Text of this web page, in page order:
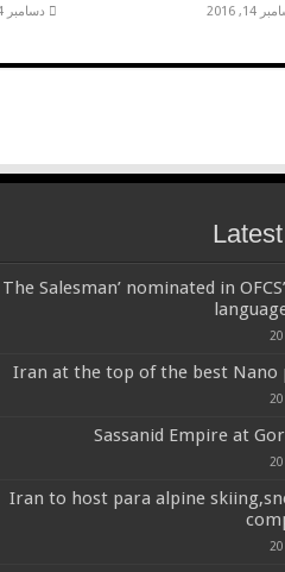
14, 2016 دسامبر 14, 2016
‘The Salesman’ nominated in
Iran at the top of the best Nano
Sassanid Empire at
Iran to host para alpine